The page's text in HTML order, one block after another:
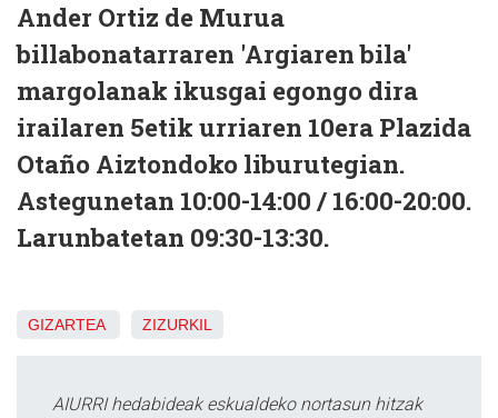
Ander Ortiz de Murua
billabonatarraren 'Argiaren bila'
margolanak ikusgai egongo dira
irailaren 5etik urriaren 10era Plazida
Otaño Aiztondoko liburutegian.
Astegunetan 10:00-14:00 / 16:00-20:00.
Larunbatetan 09:30-13:30.
GIZARTEA ZIZURKIL
AIURRI hedabideak eskualdeko nortasun hitzak